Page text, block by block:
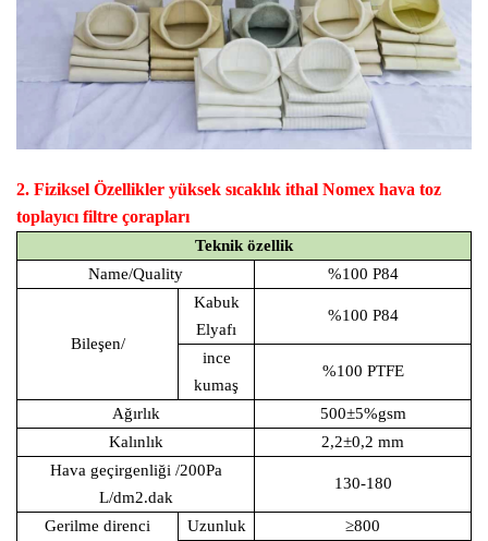
2. Fiziksel Özellikler yüksek sıcaklık ithal Nomex hava toz
toplayıcı filtre çorapları
Teknik özellik
Name/Quality
%100 P84
Bileşen/
Kabuk
Elyafı
%100 P84
ince
kumaş
%100 PTFE
Ağırlık
500±5%gsm
Kalınlık
2,2±0,2 mm
Hava geçirgenliği /200Pa
L/dm2.dak
130-180
Gerilme direnci
Uzunluk
≥800